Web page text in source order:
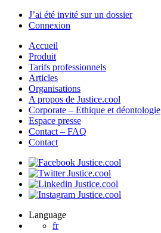
J’ai été invité sur un dossier
Connexion
Accueil
Produit
Tarifs professionnels
Articles
Organisations
A propos de Justice.cool
Corporate – Ethique et déontologie
Espace presse
Contact – FAQ
Contact
Language
fr